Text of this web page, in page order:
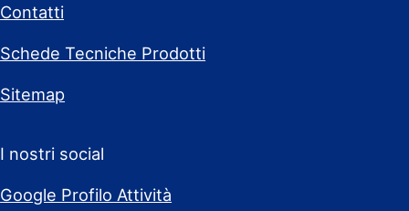
Contatti
Schede Tecniche Prodotti
Sitemap
I nostri social
Google Profilo Attività